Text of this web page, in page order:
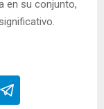
en su conjunto,